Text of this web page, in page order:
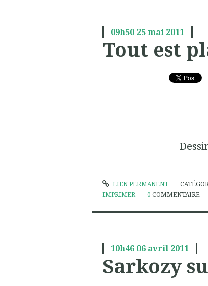
09h50 25mai 2011
Tout est
LIEN PERMANENT
IMPRIMER
0 COMMENTAIRE
10h46 06 avril 2011
Sarkozy